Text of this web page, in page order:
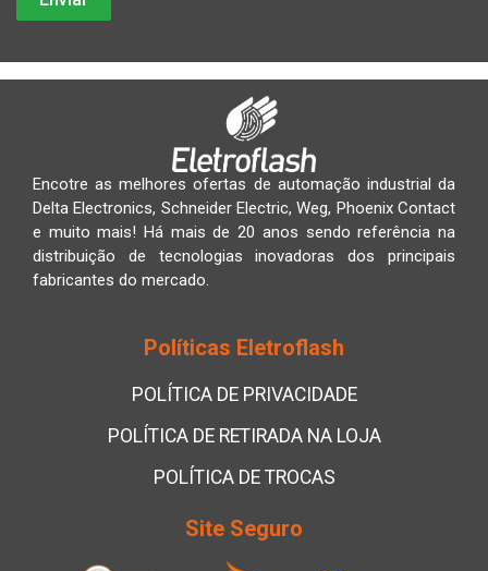
Encotre as melhores ofertas de automação industrial da
Delta Electronics, Schneider Electric, Weg, Phoenix Contact
e muito mais! Há mais de 20 anos sendo referência na
distribuição de tecnologias inovadoras dos principais
fabricantes do mercado.
Políticas Eletroflash
POLÍTICA DE PRIVACIDADE
POLÍTICA DE RETIRADA NA LOJA
POLÍTICA DE TROCAS
Site Seguro